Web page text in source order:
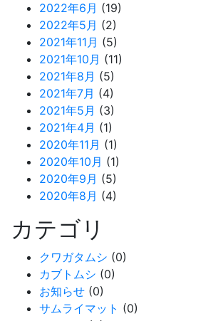
2022年6月 (19)
2022年5月 (2)
2021年11月 (5)
2021年10月 (11)
2021年8月 (5)
2021年7月 (4)
2021年5月 (3)
2021年4月 (1)
2020年11月 (1)
2020年10月 (1)
2020年9月 (5)
2020年8月 (4)
カテゴリ
クワガタムシ (0)
カブトムシ (0)
お知らせ (0)
サムライマット (0)